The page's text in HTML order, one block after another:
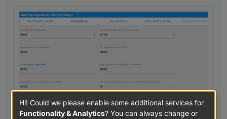
so richtig?
übersetzt der Rolladen nach blinds?
Hi! Could we please enable some additional services for
Functionality & Analytics? You can always change or